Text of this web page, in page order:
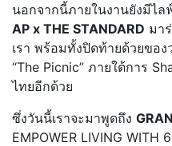
นอกจากนี้ภายในงานยังมีไล
AP x THE STANDARD มา
เรา พร้อมทั้งปิดท้ายด้วยขอ
“The Picnic” ภายใต้การ
ไทยอีกด้วย
ซึ่งวันนี้เราจะมาพูดถึง
EMPOWER LIVING WITH